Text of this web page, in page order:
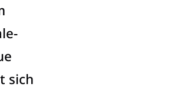
sich